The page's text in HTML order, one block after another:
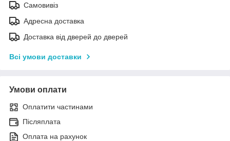
Самовивіз
Адресна доставка
Доставка від дверей до дверей
Всі умови доставки
Умови оплати
Оплатити частинами
Післяплата
Оплата на рахунок